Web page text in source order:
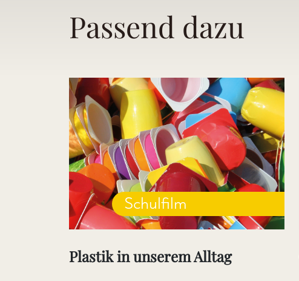
Passend dazu
Schulfilm
Plastik in unserem Alltag